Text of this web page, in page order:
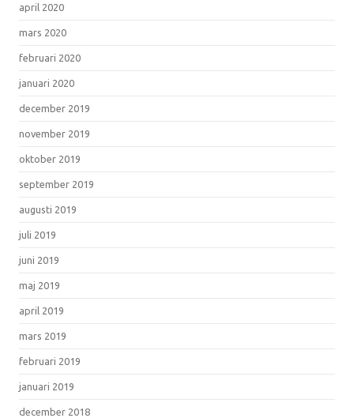
april 2020
mars 2020
februari 2020
januari 2020
december 2019
november 2019
oktober 2019
september 2019
augusti 2019
juli 2019
juni 2019
maj 2019
april 2019
mars 2019
februari 2019
januari 2019
december 2018